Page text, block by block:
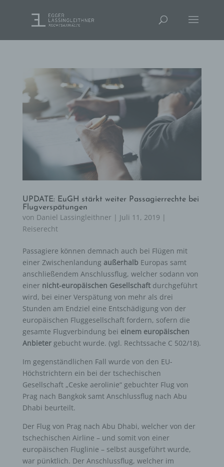
UPDATE: EuGH stärkt weiter Passagierrechte bei
Flugverspätungen
von Daniel Lassingleithner| Juli 11, 2019 |
Reiserecht
Passagiere können demnach auch bei Flügen mit
einer Zwischenlandung außerhalb Europas samt
anschließendem Anschlussflug, welcher sodann von
einer nicht-europäischen Gesellschaftdurchgeführt
wird, bei einer Verspätung von mehr als drei
Stunden am Endziel eine Entschädigung von der
europäischen Fluggesellschaft fordern, sofern die
gesamte Flugverbindung bei einem europäischen
Anbietergebucht wurde. (vgl. Rechtssache C 502/18).
Im gegenständlichen Fall wurde von den EU-
Höchstrichtern ein bei der tschechischen
Gesellschaft „Ceske aerolinie“ gebuchter Flug von
Prag nach Bangkok samt Anschlussflug nach Abu
Dhabi beurteilt.
Der Flug von Prag nach Abu Dhabi, welcher von der
tschechischen Airline – und somit von einer
europäischen Fluglinie – selbst ausgeführt wurde,
war pünktlich. Der Anschlussflug, welcher im